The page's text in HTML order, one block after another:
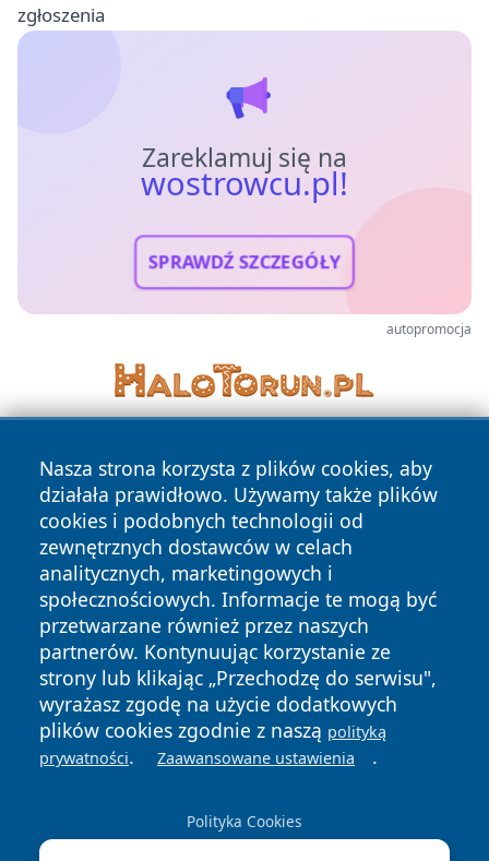
zgłoszenia
Zareklamuj się na
wostrowcu.pl!
SPRAWDŹ SZCZEGÓŁY
autopromocja
Nasza strona korzysta z plików cookies, aby
działała prawidłowo. Używamy także plików
cookies i podobnych technologii od
zewnętrznych dostawców w celach
analitycznych, marketingowych i
społecznościowych. Informacje te mogą być
przetwarzane również przez naszych
partnerów. Kontynuując korzystanie ze
strony lub klikając „Przechodzę do serwisu",
wyrażasz zgodę na użycie dodatkowych
plików cookies zgodnie z naszą polityką
prywatności. Zaawansowane ustawienia .
Polityka Cookies
Copyright © 2026 wostrowcu.pl Wszystkie prawa zastrzeżone.
News Autorzy
Polityka
Prywatności
Polityka
Cookies